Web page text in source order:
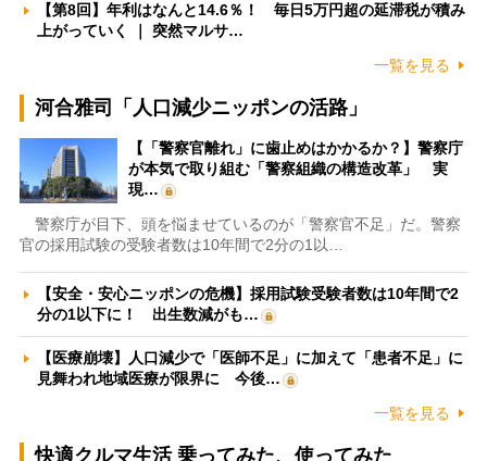
【第8回】年利はなんと14.6％！ 毎日5万円超の延滞税が積み
上がっていく ｜ 突然マルサ…
一覧を見る
河合雅司「人口減少ニッポンの活路」
【「警察官離れ」に歯止めはかかるか？】警察庁
が本気で取り組む「警察組織の構造改革」 実
現…
警察庁が目下、頭を悩ませているのが「警察官不足」だ。警察
官の採用試験の受験者数は10年間で2分の1以…
【安全・安心ニッポンの危機】採用試験受験者数は10年間で2
分の1以下に！ 出生数減がも…
【医療崩壊】人口減少で「医師不足」に加えて「患者不足」に
見舞われ地域医療が限界に 今後…
一覧を見る
快適クルマ生活 乗ってみた、使ってみた